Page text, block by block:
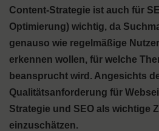
Content-Strategie ist auch für
Optimierung) wichtig, da
genauso wie regelmäßige
erkennen wollen, für welche
beansprucht wird. Angesichts
Qualitätsanforderung für
Strategie und SEO als wichtige
einzuschätzen.